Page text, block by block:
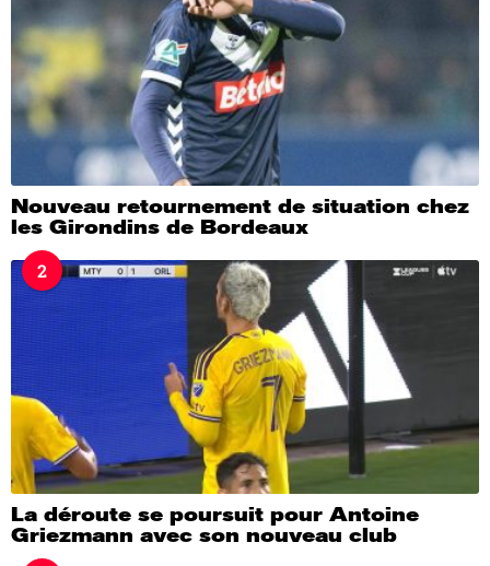
Nouveau retournement de situation chez
les Girondins de Bordeaux
2
La déroute se poursuit pour Antoine
Griezmann avec son nouveau club